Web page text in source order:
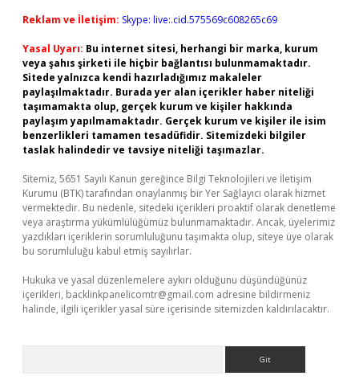
Reklam ve İletişim: Skype: live:.cid.575569c608265c69
Yasal Uyarı: Bu internet sitesi, herhangi bir marka, kurum
veya şahıs şirketi ile hiçbir bağlantısı bulunmamaktadır.
Sitede yalnızca kendi hazırladığımız makaleler
paylaşılmaktadır. Burada yer alan içerikler haber niteliği
taşımamakta olup, gerçek kurum ve kişiler hakkında
paylaşım yapılmamaktadır. Gerçek kurum ve kişiler ile isim
benzerlikleri tamamen tesadüfidir. Sitemizdeki bilgiler
taslak halindedir ve tavsiye niteliği taşımazlar.
Sitemiz, 5651 Sayılı Kanun gereğince Bilgi Teknolojileri ve İletişim
Kurumu (BTK) tarafından onaylanmış bir Yer Sağlayıcı olarak hizmet
vermektedir. Bu nedenle, sitedeki içerikleri proaktif olarak denetleme
veya araştırma yükümlülüğümüz bulunmamaktadır. Ancak, üyelerimiz
yazdıkları içeriklerin sorumluluğunu taşımakta olup, siteye üye olarak
bu sorumluluğu kabul etmiş sayılırlar.
Hukuka ve yasal düzenlemelere aykırı olduğunu düşündüğünüz
içerikleri, backlinkpanelicomtr@gmail.com adresine bildirmeniz
halinde, ilgili içerikler yasal süre içerisinde sitemizden kaldırılacaktır.